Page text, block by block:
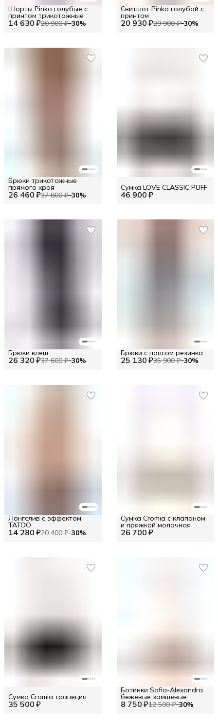
14 630 ₽20 900 ₽−30%
Шорты Pinko голубые с
принтом трикотажные
20 930 ₽29 900 ₽−30%
Свитшот Pinko голубой с
принтом
26 460 ₽37 800 ₽−30%
Брюки трикотажные
прямого кроя
46 900 ₽
Сумка LOVE CLASSIC PUFF
26 320 ₽37 600 ₽−30%
Брюки клеш
25 130 ₽35 900 ₽−30%
Брюки с поясом резинка
14 280 ₽20 400 ₽−30%
Лонгслив с эффектом
TATOO
26 700 ₽
Сумка Cromia с клапаном
и пряжкой молочная
35 500 ₽
Сумка Cromia трапеция
8 750 ₽12 500 ₽−30%
Ботинки Sofia-Alexandra
бежевые замшевые